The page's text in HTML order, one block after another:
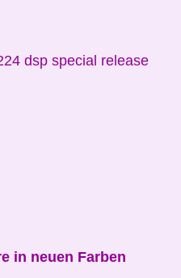
in neuen Farben